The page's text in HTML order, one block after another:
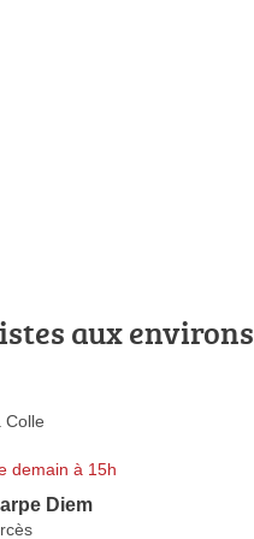
aux environs
Colle
demain à 15h
Diem